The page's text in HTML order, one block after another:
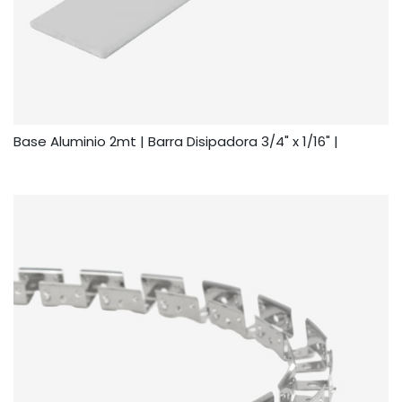
Base Aluminio 2mt | Barra Disipadora 3/4" x 1/16" |